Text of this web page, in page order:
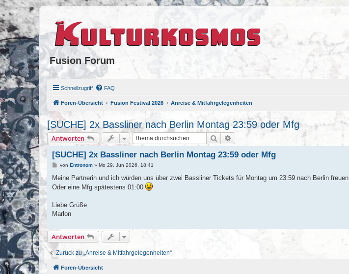
Fusion Forum
Schnellzugriff FAQ
Foren-Übersicht Fusion Festival 2026 Anreise & Mitfahrgelegenheiten
[SUCHE] 2x Bassliner nach Berlin Montag 23:59 oder Mfg
Antworten Suche Erweiterte Suche
[SUCHE] 2x Bassliner nach Berlin Montag 23:59 oder Mfg
B
i
r
von Entronom» Mo 29. Jun 2026, 18:41
Meine Partnerin und ich würden uns über zwei Bassliner Tickets für Montag um 23:59 nach Berlin freuen.
Oder eine Mfg spätestens 01:00
Liebe Grüße
Marlon
Antworten
Zurück zu „Anreise & Mitfahrgelegenheiten“
Foren-Übersicht